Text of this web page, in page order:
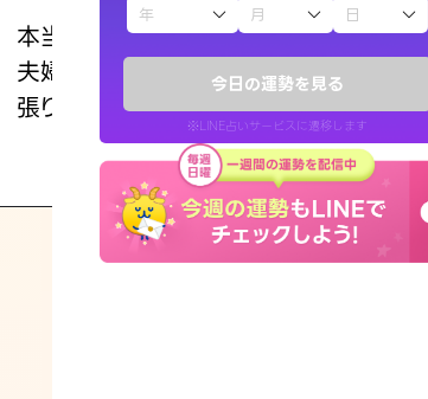
今日の運勢を見る
※LINE占いサービスに遷移します
えもじの子（占）12星座占い
お知らせ
本当に相談してよかったです。今は
夫婦で乗り越える時期ですね。頑
張ります！
30代 女性